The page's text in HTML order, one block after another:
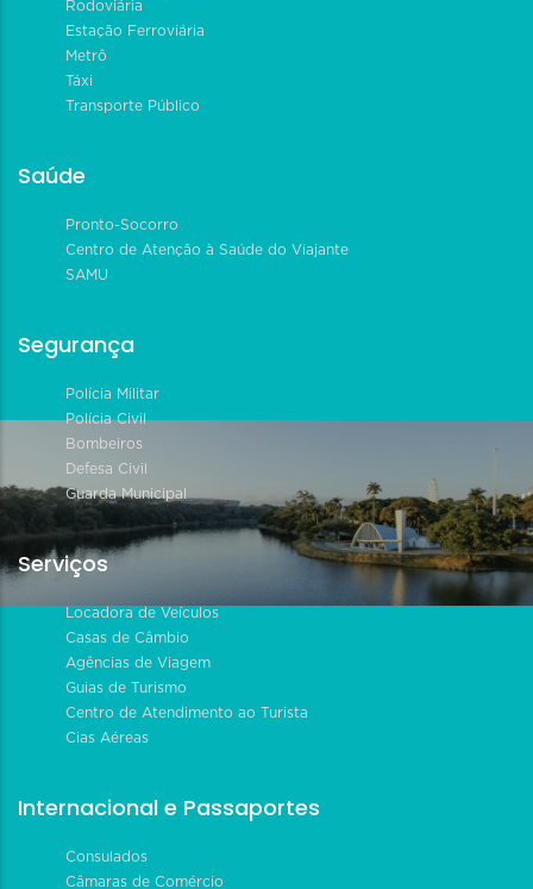
Rodoviária
Estação Ferroviária
Metrô
Táxi
Transporte Público
Saúde
Pronto-Socorro
Centro de Atenção à Saúde do Viajante
SAMU
Segurança
Polícia Militar
Polícia Civil
Bombeiros
Defesa Civil
Guarda Municipal
Serviços
Locadora de Veículos
Casas de Câmbio
Agências de Viagem
Guias de Turismo
Centro de Atendimento ao Turista
Cias Aéreas
Internacional e Passaportes
Consulados
Câmaras de Comércio